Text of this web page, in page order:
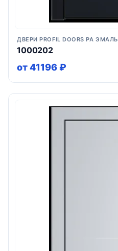
ДВЕРИ PROFIL DOORS PA ЭМАЛЬ
1000202
от 41196 ₽